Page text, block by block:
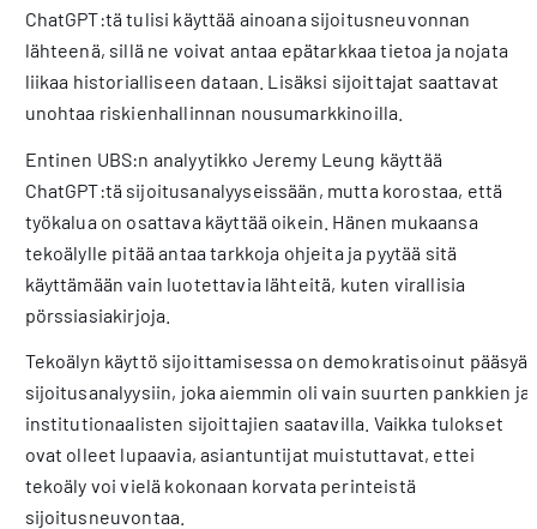
ChatGPT:tä tulisi käyttää ainoana sijoitusneuvonnan
lähteenä, sillä ne voivat antaa epätarkkaa tietoa ja nojata
liikaa historialliseen dataan. Lisäksi sijoittajat saattavat
unohtaa riskienhallinnan nousumarkkinoilla.
Entinen UBS:n analyytikko Jeremy Leung käyttää
ChatGPT:tä sijoitusanalyyseissään, mutta korostaa, että
työkalua on osattava käyttää oikein. Hänen mukaansa
tekoälylle pitää antaa tarkkoja ohjeita ja pyytää sitä
käyttämään vain luotettavia lähteitä, kuten virallisia
pörssiasiakirjoja.
Tekoälyn käyttö sijoittamisessa on demokratisoinut pääsyä
sijoitusanalyysiin, joka aiemmin oli vain suurten pankkien ja
institutionaalisten sijoittajien saatavilla. Vaikka tulokset
ovat olleet lupaavia, asiantuntijat muistuttavat, ettei
tekoäly voi vielä kokonaan korvata perinteistä
sijoitusneuvontaa.